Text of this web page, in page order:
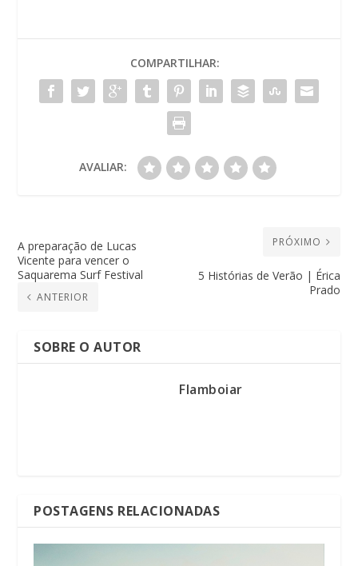
COMPARTILHAR:
AVALIAR:
A preparação de Lucas
Vicente para vencer o
Saquarema Surf Festival
ANTERIOR
PRÓXIMO
5 Histórias de Verão | Érica
Prado
SOBRE O AUTOR
Flamboiar
POSTAGENS RELACIONADAS